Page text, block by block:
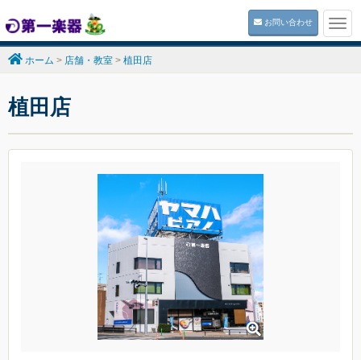
お問い合わせ
ホーム > 店舗・教室 > 植田店
植田店